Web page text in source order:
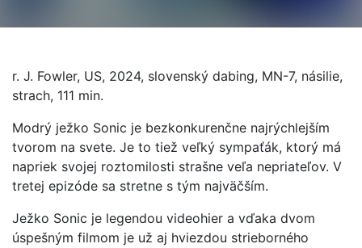
r. J. Fowler, US, 2024, slovenský dabing, MN-7, násilie,
strach, 111 min.
Modrý ježko Sonic je bezkonkurenčne najrýchlejším
tvorom na svete. Je to tiež veľký sympaťák, ktorý má
napriek svojej roztomilosti strašne veľa nepriateľov. V
tretej epizóde sa stretne s tým najväčším.
Ježko Sonic je legendou videohier a vďaka dvom
úspešným filmom je už aj hviezdou strieborného